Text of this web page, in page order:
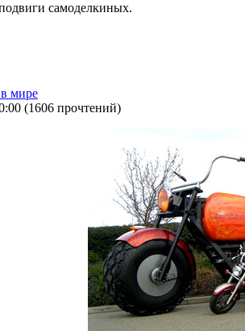
самоделкиных.
мире
(1606 прочтений)